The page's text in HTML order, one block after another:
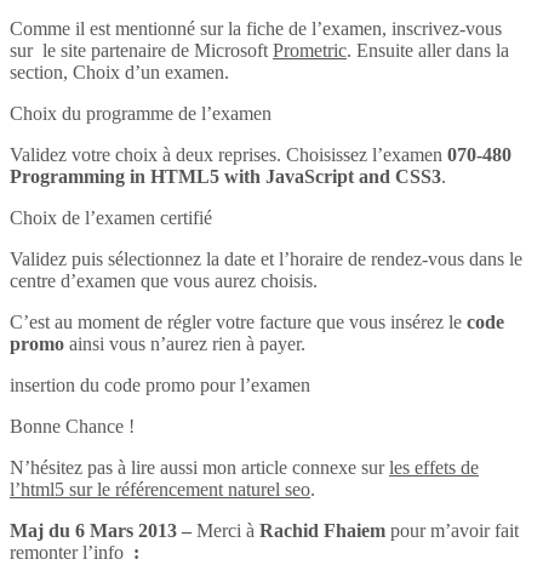
Comme il est mentionné sur la fiche de l’examen, inscrivez-vous
sur le site partenaire de Microsoft Prometric. Ensuite aller dans la
section, Choix d’un examen.
Choix du programme de l’examen
Validez votre choix à deux reprises. Choisissez l’examen 070-480
Programming in HTML5 with JavaScript and CSS3.
Choix de l’examen certifié
Validez puis sélectionnez la date et l’horaire de rendez-vous dans le
centre d’examen que vous aurez choisis.
C’est au moment de régler votre facture que vous insérez le code
promo ainsi vous n’aurez rien à payer.
insertion du code promo pour l’examen
Bonne Chance !
N’hésitez pas à lire aussi mon article connexe surles effets de
l’html5 sur le référencement naturel seo.
Maj du 6 Mars 2013 – Merci à Rachid Fhaiem pour m’avoir fait
remonter l’info :